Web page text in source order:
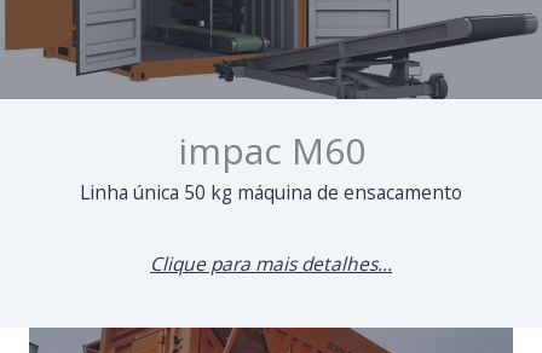
impac M60
Linha única 50 kg máquina de ensacamento
Clique para mais detalhes...